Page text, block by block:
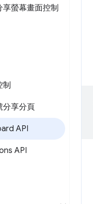
螢幕畫面控制
制
分享分頁
API
API